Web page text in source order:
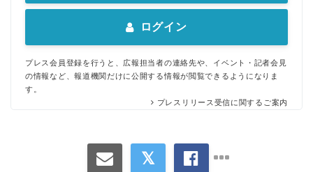
ログイン
プレス会員登録を行うと、広報担当者の連絡先や、イベント・記者会見
の情報など、報道機関だけに公開する情報が閲覧できるようになりま
す。
プレスリリース受信に関するご案内